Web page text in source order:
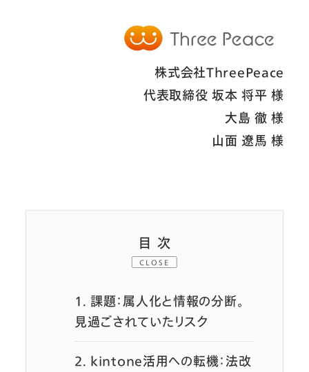
株式会社ThreePeace
代表取締役 坂本 将平 様
大島 徹 様
山面 遼馬 様
目次
CLOSE
1.課題：属人化と情報の分断。
見過ごされていたリスク
2. kintone活用への転機：法改